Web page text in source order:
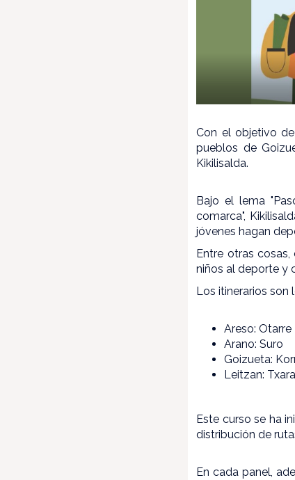
Con el objetivo
pueblos de
Kikilisalda.
Bajo el lema
comarca",
jóvenes hagan
Entre otras
niños al deporte y
Los itinerarios son
Areso: Otarre
Arano: Suro
Goizueta:
Leitzan:
Este curso se ha
distribución de
En cada panel,